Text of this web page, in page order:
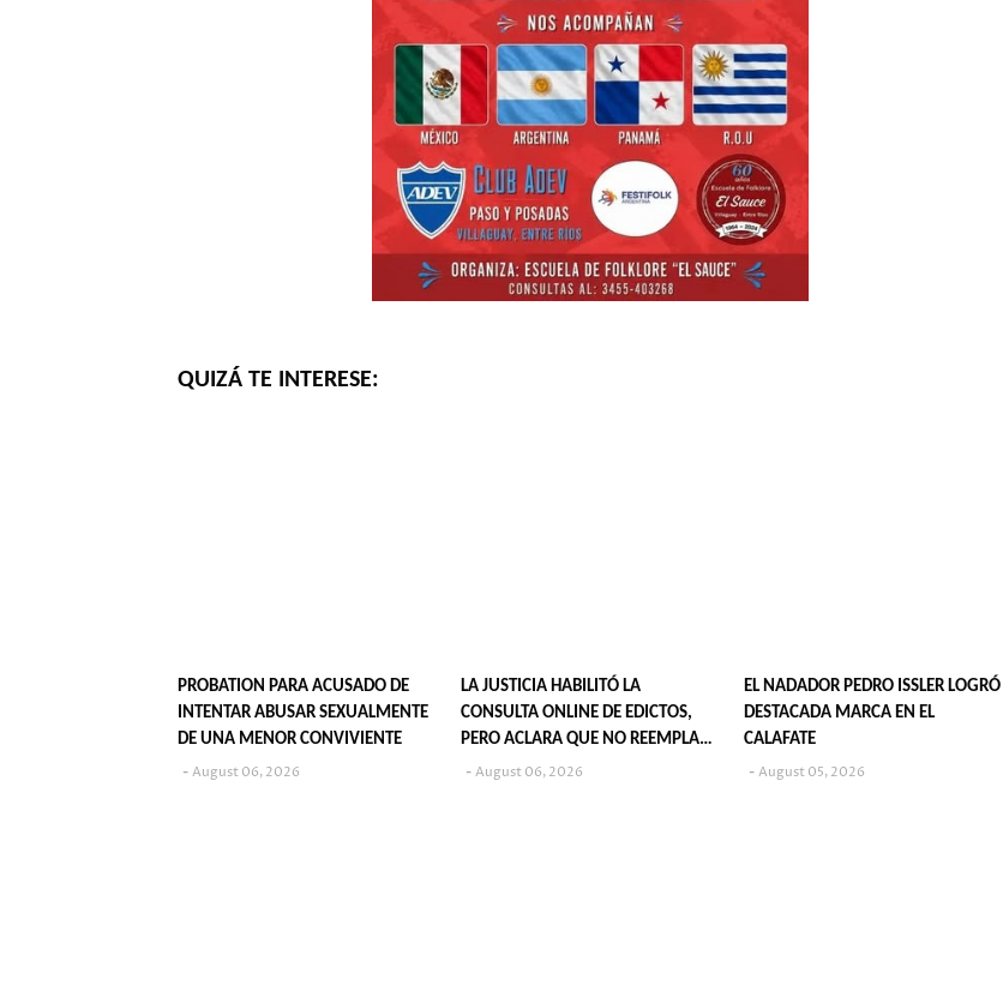
QUIZÁ TE INTERESE:
PROBATION PARA ACUSADO DE
INTENTAR ABUSAR SEXUALMENTE
DE UNA MENOR CONVIVIENTE
August 06, 2026
LA JUSTICIA HABILITÓ LA
CONSULTA ONLINE DE EDICTOS,
PERO ACLARA QUE NO REEMPLAZA
SU PUBLICACIÓN EN DIARIOS
August 06, 2026
EL NADADOR PEDRO ISSLER LOGRÓ
DESTACADA MARCA EN EL
CALAFATE
August 05, 2026